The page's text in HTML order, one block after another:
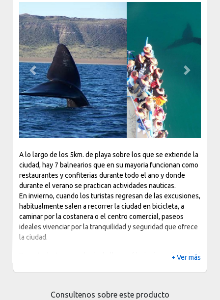
Previous Next
A lo largo de los 5km. de playa sobre los que se extiende la
ciudad, hay 7 balnearios que en su mayoria funcionan como
restaurantes y confiterias durante todo el ano y donde
durante el verano se practican actividades nauticas.
En invierno, cuando los turistas regresan de las excusiones,
habitualmente salen a recorrer la ciudad en bicicleta, a
caminar por la costanera o el centro comercial, paseos
ideales vivenciar por la tranquilidad y seguridad que ofrece
la ciudad.
Durante la temporada de ballenas (de junio a diciembre)
+ Ver más
Consultenos sobre este producto